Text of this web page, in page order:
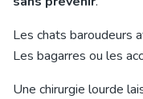
Les chats baroudeurs
Les bagarres ou les
Une chirurgie lourde